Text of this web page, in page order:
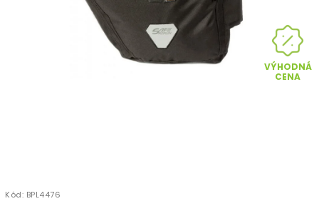
VÝHODNÁ
CENA
Kód: BPL4476